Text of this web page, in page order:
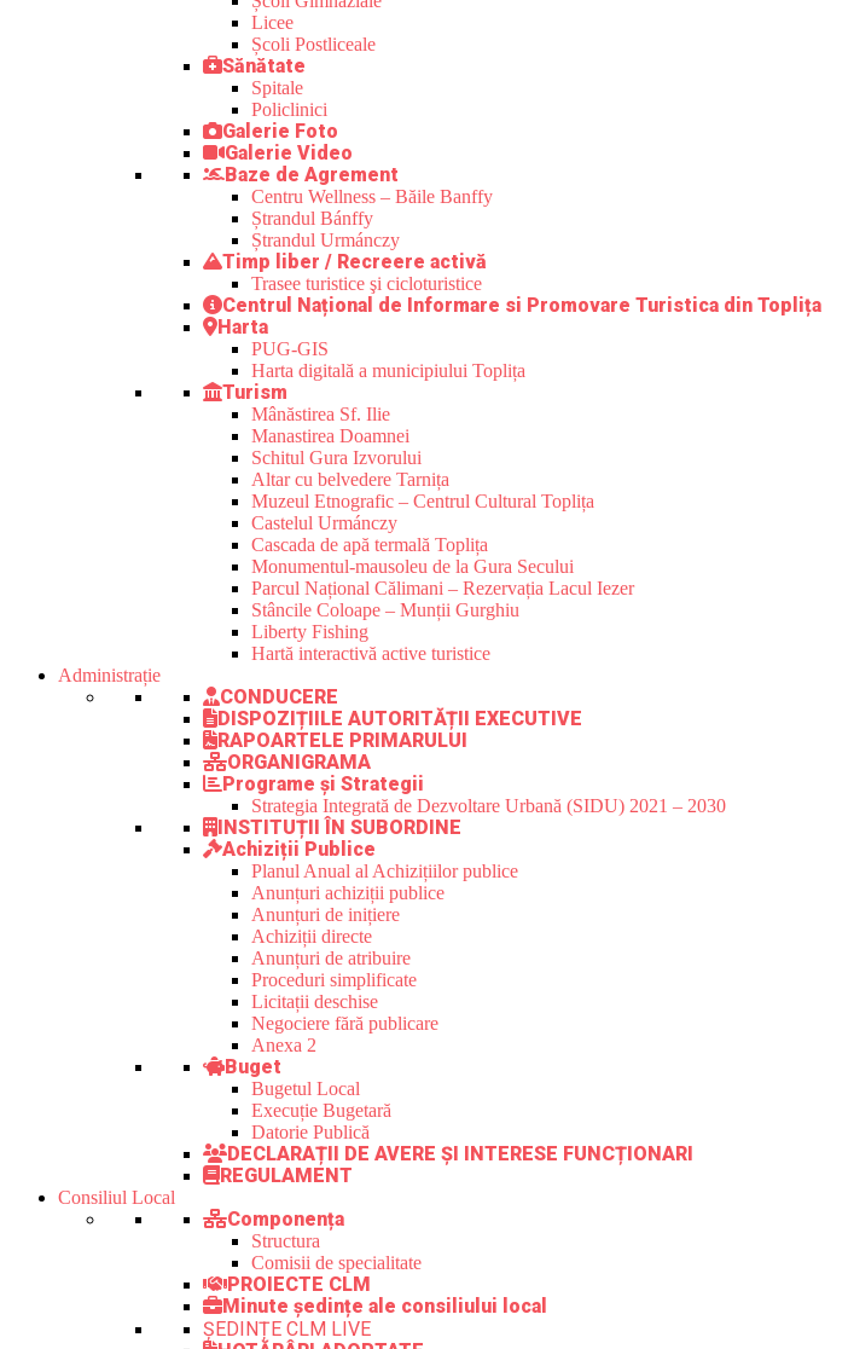
Licee
Școli Postliceale
Sănătate
Spitale
Policlinici
Galerie Foto
Galerie Video
Baze de Agrement
Centru Wellness – Băile Banffy
Ștrandul Bánffy
Ștrandul Urmánczy
Timp liber / Recreere activă
Trasee turistice şi cicloturistice
Centrul Național de Informare si Promovare Turistica din Toplița
Harta
PUG-GIS
Harta digitală a municipiului Toplița
Turism
Mânăstirea Sf. Ilie
Manastirea Doamnei
Schitul Gura Izvorului
Altar cu belvedere Tarnița
Muzeul Etnografic – Centrul Cultural Toplița
Castelul Urmánczy
Cascada de apă termală Toplița
Monumentul-mausoleu de la Gura Secului
Parcul Național Călimani – Rezervația Lacul Iezer
Stâncile Coloape – Munții Gurghiu
Liberty Fishing
Hartă interactivă active turistice
Administrație
CONDUCERE
DISPOZIȚIILE AUTORITĂȚII EXECUTIVE
RAPOARTELE PRIMARULUI
ORGANIGRAMA
Programe și Strategii
Strategia Integrată de Dezvoltare Urbană (SIDU) 2021 – 2030
INSTITUȚII ÎN SUBORDINE
Achiziții Publice
Planul Anual al Achizițiilor publice
Anunțuri achiziții publice
Anunțuri de inițiere
Achiziții directe
Anunțuri de atribuire
Proceduri simplificate
Licitații deschise
Negociere fără publicare
Anexa 2
Buget
Bugetul Local
Execuție Bugetară
Datorie Publică
DECLARAȚII DE AVERE ȘI INTERESE FUNCȚIONARI
REGULAMENT
Consiliul Local
Componența
Structura
Comisii de specialitate
PROIECTE CLM
Minute ședințe ale consiliului local
ȘEDINȚE CLM LIVE